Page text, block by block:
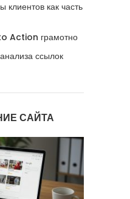
клиентов как часть
Action грамотно
ссылок
САЙТА